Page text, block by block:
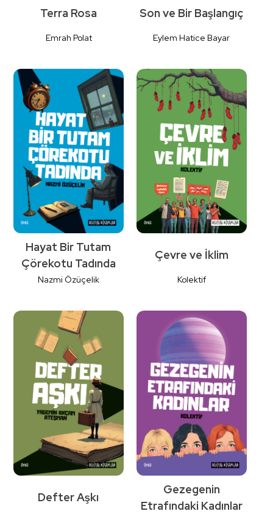
Detaylı
İncele
Terra Rosa
Emrah Polat
Detaylı
İncele
Son ve Bir Başlangıç
Eylem Hatice Bayar
Detaylı
İncele
Hayat Bir Tutam
Çörekotu Tadında
Nazmi Özüçelik
Detaylı
İncele
Çevre ve İklim
Kolektif
Defter Aşkı
Gezegenin
Etrafındaki Kadınlar